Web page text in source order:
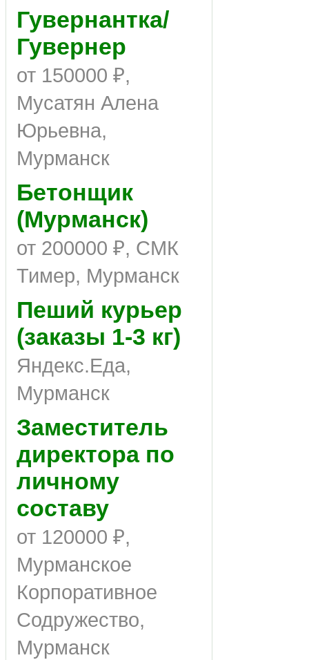
Гувернантка/
Гувернер
от 150000 ₽,
Мусатян Алена
Юрьевна,
Мурманск
Бетонщик
(Мурманск)
от 200000 ₽, СМК
Тимер, Мурманск
Пеший курьер
(заказы 1-3 кг)
Яндекс.Еда,
Мурманск
Заместитель
директора по
личному
составу
от 120000 ₽,
Мурманское
Корпоративное
Содружество,
Мурманск